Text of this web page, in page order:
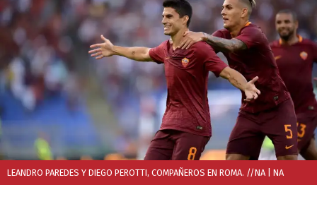
LEANDRO PAREDES Y DIEGO PEROTTI, COMPAÑEROS EN ROMA. //NA | NA